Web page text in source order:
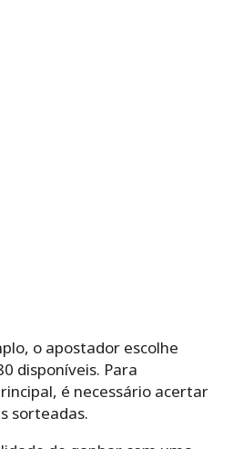
o apostador escolhe
disponíveis. Para
é necessário acertar
sorteadas.